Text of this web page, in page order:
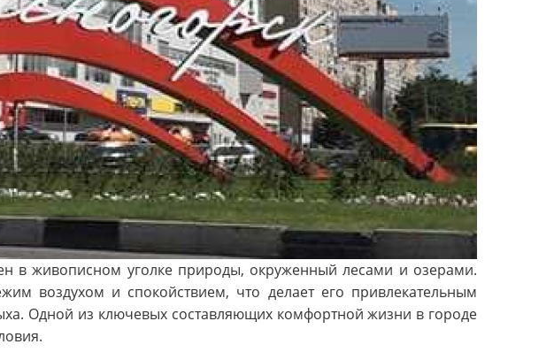
в живописном уголке природы, окруженный лесами и озерами.
воздухом и спокойствием, что делает его привлекательным
Одной из ключевых составляющих комфортной жизни в городе